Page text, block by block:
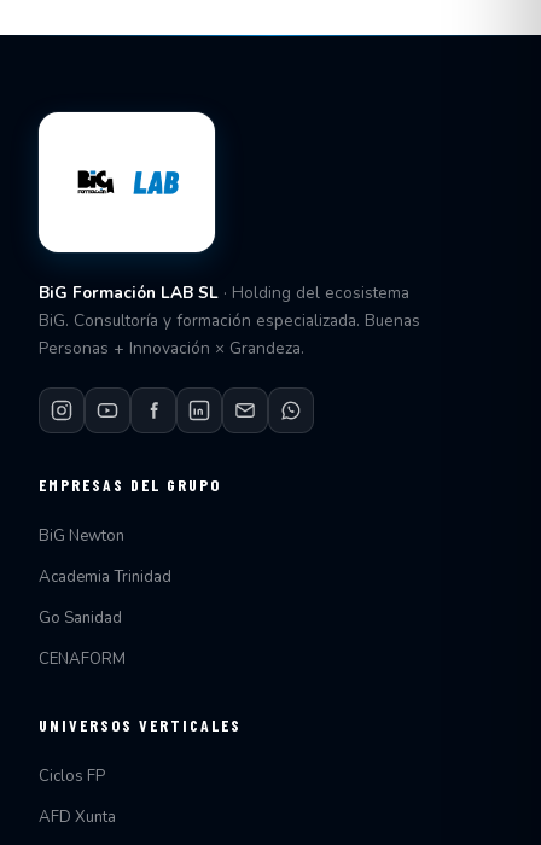
BiG Formación LAB SL · Holding del ecosistema
BiG. Consultoría y formación especializada. Buenas
Personas + Innovación × Grandeza.
EMPRESAS DEL GRUPO
BiG Newton
Academia Trinidad
Go Sanidad
CENAFORM
UNIVERSOS VERTICALES
Ciclos FP
AFD Xunta